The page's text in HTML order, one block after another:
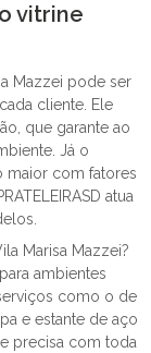
vitrine
Mazzei pode ser
cliente. Ele
que garante ao
Já o
maior com fatores
atua
Marisa Mazzei?
ambientes
como o de
e estante de aço
precisa com toda